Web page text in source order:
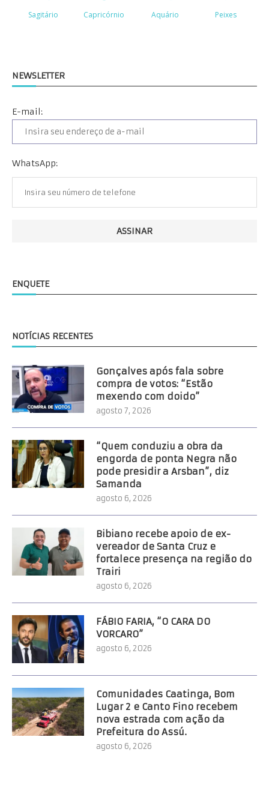
NEWSLETTER
E-mail:
WhatsApp:
ENQUETE
NOTÍCIAS RECENTES
Gonçalves após fala sobre
compra de votos: “Estão
mexendo com doido”
agosto 7, 2026
“Quem conduziu a obra da
engorda de ponta Negra não
pode presidir a Arsban”, diz
Samanda
agosto 6, 2026
Bibiano recebe apoio de ex-
vereador de Santa Cruz e
fortalece presença na região do
Trairi
agosto 6, 2026
FÁBIO FARIA, “O CARA DO
VORCARO”
agosto 6, 2026
Comunidades Caatinga, Bom
Lugar 2 e Canto Fino recebem
nova estrada com ação da
Prefeitura do Assú.
agosto 6, 2026